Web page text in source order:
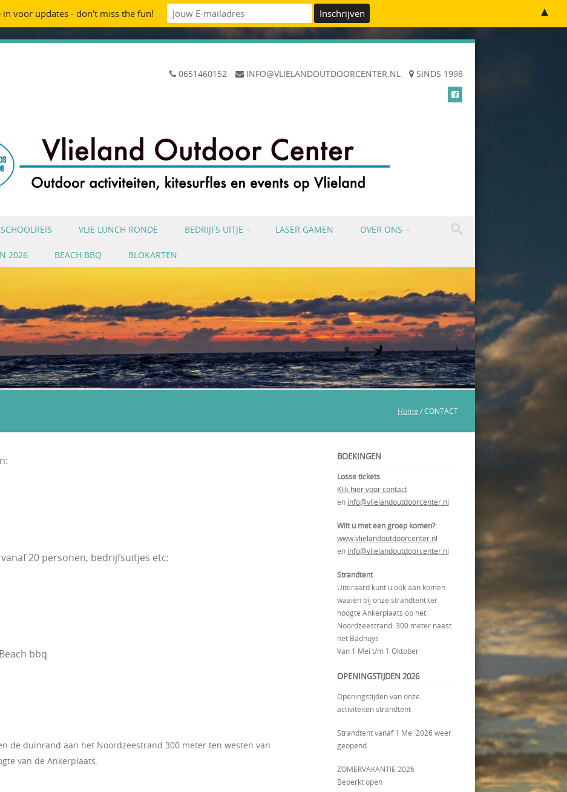
0651460152 INFO@VLIELANDOUTDOORCENTER.NL SINDS 1998
SCHOOLREIS VLIE LUNCH RONDE BEDRIJFS UITJE LASER GAMEN OVER ONS
2026 BEACH BBQ BLOKARTEN
Home /CONTACT
20 personen, bedrijfsuitjes etc:
bbq
de duinrand aan het Noordzeestrand 300 meter ten westen van
van de Ankerplaats.
BOEKINGEN
Losse tickets
Klik hier voor contact
en info@vlielandoutdoorcenter.nl
Wilt u met een groep komen?:
www.vlielandoutdoorcenter.nl
en info@vlielandoutdoorcenter.nl
Strandtent
Uiteraard kunt u ook aan komen
waaien bij onze strandtent ter
hoogte Ankerplaats op het
Noordzeestrand. 300 meter naast
het Badhuys
Van 1 Mei t/m 1 Oktober
OPENINGSTIJDEN 2026
Openingstijden van onze
activiteiten strandtent
Strandtent vanaf 1 Mei 2026 weer
geopend
ZOMERVAKANTIE 2026
Beperkt open
in voor updates - don't miss the fun! ▲